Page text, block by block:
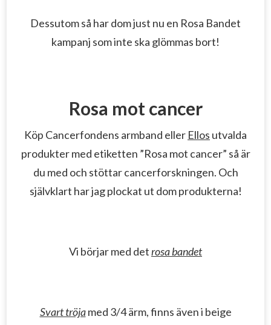
Dessutom så har dom just nu en Rosa Bandet
kampanj som inte ska glömmas bort!
Rosa mot cancer
Köp Cancerfondens armband eller Ellos utvalda
produkter med etiketten ”Rosa mot cancer” så är
du med och stöttar cancerforskningen. Och
självklart har jag plockat ut dom produkterna!
Vi börjar med detrosa bandet
Svart tröjamed 3/4 ärm, finns även i beige